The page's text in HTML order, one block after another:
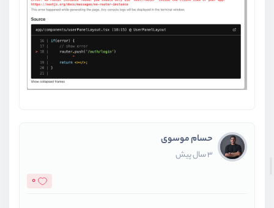
حسام موسوی
3 سال پیش
0